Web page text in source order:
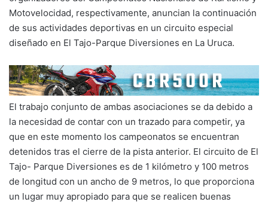
Motovelocidad, respectivamente, anuncian la continuación
de sus actividades deportivas en un circuito especial
diseñado en El Tajo-Parque Diversiones en La Uruca.
El trabajo conjunto de ambas asociaciones se da debido a
la necesidad de contar con un trazado para competir, ya
que en este momento los campeonatos se encuentran
detenidos tras el cierre de la pista anterior. El circuito de El
Tajo- Parque Diversiones es de 1 kilómetro y 100 metros
de longitud con un ancho de 9 metros, lo que proporciona
un lugar muy apropiado para que se realicen buenas